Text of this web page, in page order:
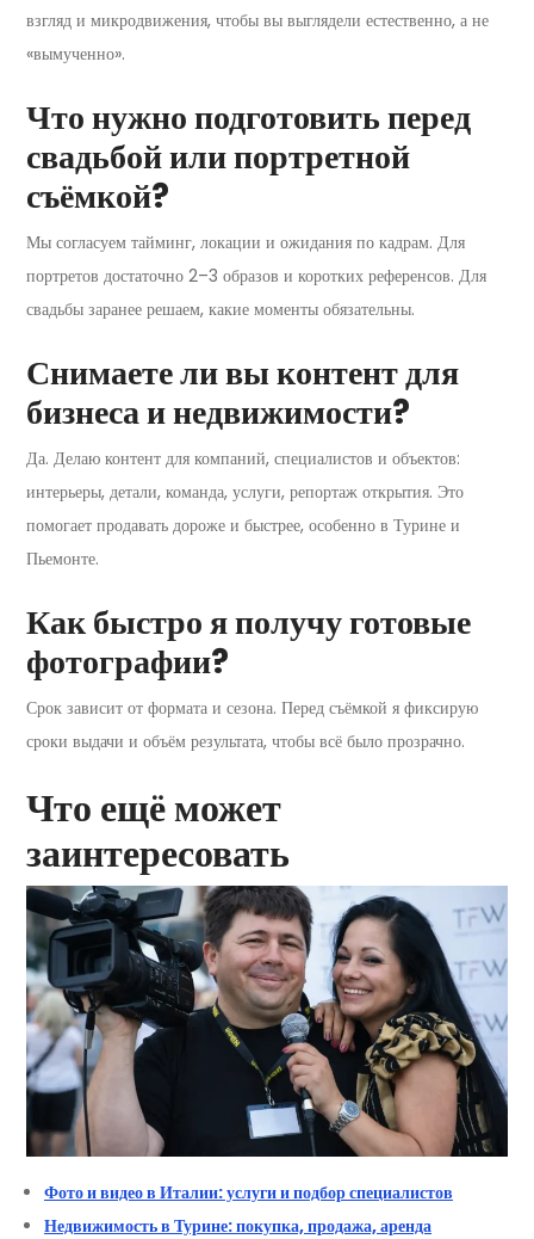
взгляд и микродвижения, чтобы вы выглядели естественно, а не
«вымученно».
Что нужно подготовить перед
свадьбой или портретной
съёмкой?
Мы согласуем тайминг, локации и ожидания по кадрам. Для
портретов достаточно 2–3 образов и коротких референсов. Для
свадьбы заранее решаем, какие моменты обязательны.
Снимаете ли вы контент для
бизнеса и недвижимости?
Да. Делаю контент для компаний, специалистов и объектов:
интерьеры, детали, команда, услуги, репортаж открытия. Это
помогает продавать дороже и быстрее, особенно в Турине и
Пьемонте.
Как быстро я получу готовые
фотографии?
Срок зависит от формата и сезона. Перед съёмкой я фиксирую
сроки выдачи и объём результата, чтобы всё было прозрачно.
Что ещё может
заинтересовать
Фото и видео в Италии: услуги и подбор специалистов
Недвижимость в Турине: покупка, продажа, аренда